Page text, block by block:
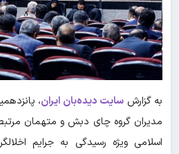
به گزارش سایت دیده‌بان ایران،
مدیران گروه چای دبش و متهمان مرتبط
اسلامی ویژه رسیدگی به جرایم